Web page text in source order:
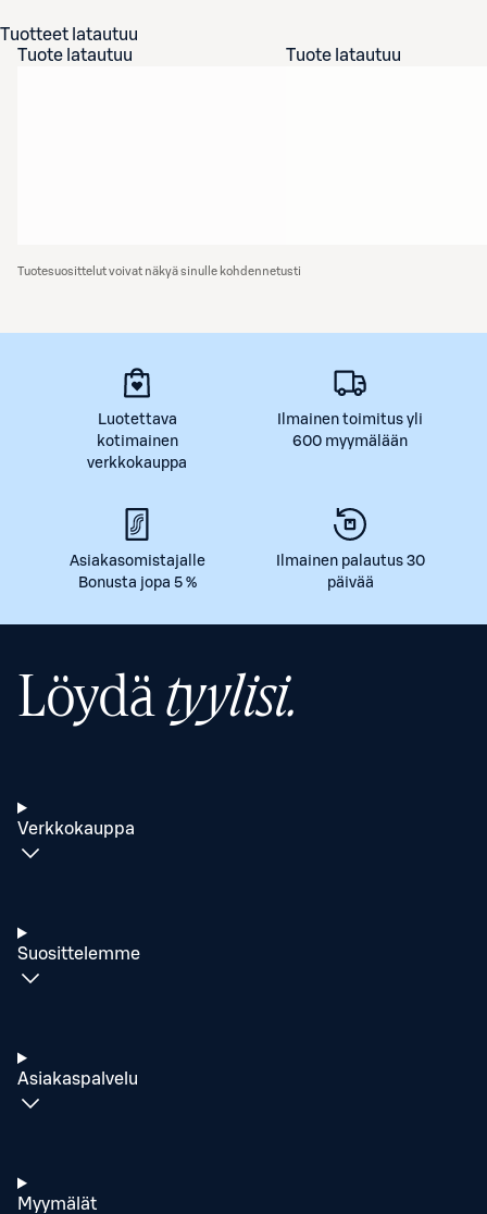
Tuotteet latautuu
Tuote latautuu
Tuote latautuu
Tuotesuosittelut voivat näkyä sinulle kohdennetusti
Luotettava
kotimainen
verkkokauppa
Ilmainen toimitus yli
600 myymälään
Asiakasomistajalle
Bonusta jopa 5 %
Ilmainen palautus 30
päivää
Löydätyylisi.
Verkkokauppa
Suosittelemme
Asiakaspalvelu
Myymälät